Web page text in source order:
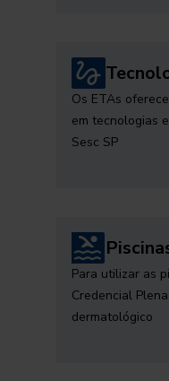
Os ETAs
em tecnologias
Sesc SP
Para utilizar as
Credencial
dermatológico